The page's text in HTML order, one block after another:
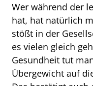
Wer während der
hat, hat natürlich
stößt in der
es vielen gleich
Gesundheit tut
Übergewicht auf